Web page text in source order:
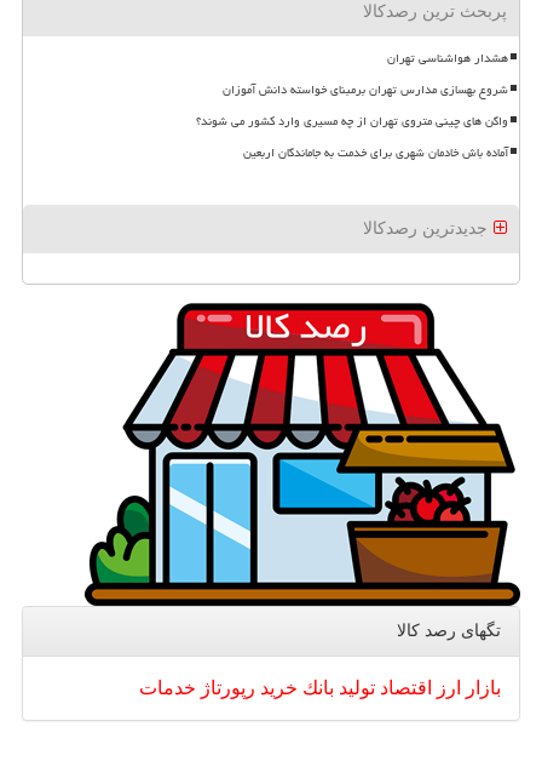
پربحث ترین رصدکالا
هشدار هواشناسی تهران
شروع بهسازی مدارس تهران برمبنای خواسته دانش آموزان
واگن های چینی متروی تهران از چه مسیری وارد کشور می شوند؟
آماده باش خادمان شهری برای خدمت به جاماندگان اربعین
جدیدترین رصدکالا
تگهای رصد كالا
بازار ارز اقتصاد تولید بانك خرید رپورتاژ خدمات